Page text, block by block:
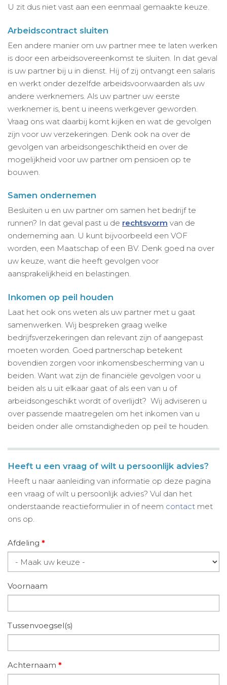
U zit dus niet vast aan een eenmaal gemaakte keuze.
Arbeidscontract sluiten
Een andere manier om uw partner mee te laten werken
is door een arbeidsovereenkomst te sluiten. In dat geval
is uw partner bij u in dienst. Hij of zij ontvangt een salaris
en werkt onder dezelfde arbeidsvoorwaarden als uw
andere werknemers. Als uw partner uw eerste
werknemer is, bent u ineens werkgever geworden.
Vraag ons wat daarbij komt kijken en wat de gevolgen
zijn voor uw verzekeringen. Denk ook na over de
gevolgen van arbeidsongeschiktheid en over de
mogelijkheid voor uw partner om pensioen op te
bouwen.
Samen ondernemen
Besluiten u en uw partner om samen het bedrijf te
runnen? In dat geval past u de rechtsvorm van de
onderneming aan. U kunt bijvoorbeeld een VOF
worden, een Maatschap of een BV. Denk goed na over
uw keuze, want die heeft gevolgen voor
aansprakelijkheid en belastingen.
Inkomen op peil houden
Laat het ook ons weten als uw partner met u gaat
samenwerken. Wij bespreken graag welke
bedrijfsverzekeringen dan relevant zijn of aangepast
moeten worden. Goed partnerschap betekent
bovendien zorgen voor inkomensbescherming van u
beiden. Want wat zijn de financiële gevolgen voor u
beiden als u uit elkaar gaat of als een van u of
arbeidsongeschikt wordt of overlijdt? Wij adviseren u
over passende maatregelen om het inkomen van u
beiden onder alle omstandigheden op peil te houden.
Heeft u een vraag of wilt u persoonlijk advies?
Heeft u naar aanleiding van informatie op deze pagina
een vraag of wilt u persoonlijk advies? Vul dan het
onderstaande reactieformulier in of neem contact met
ons op.
Afdeling *
Voornaam
Tussenvoegsel(s)
Achternaam *